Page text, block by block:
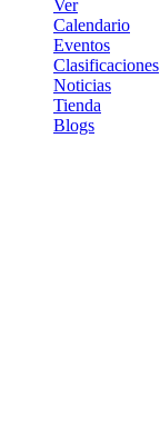
Ver
Calendario
Eventos
Clasificaciones
Noticias
Tienda
Blogs